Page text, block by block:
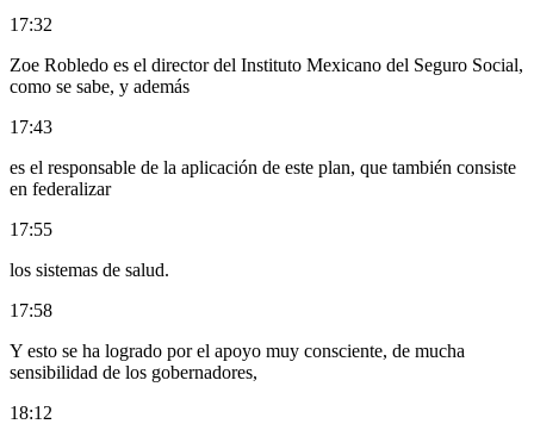
17:32
Zoe Robledo es el director del Instituto Mexicano del Seguro Social,
como se sabe, y además
17:43
es el responsable de la aplicación de este plan, que también consiste
en federalizar
17:55
los sistemas de salud.
17:58
Y esto se ha logrado por el apoyo muy consciente, de mucha
sensibilidad de los gobernadores,
18:12